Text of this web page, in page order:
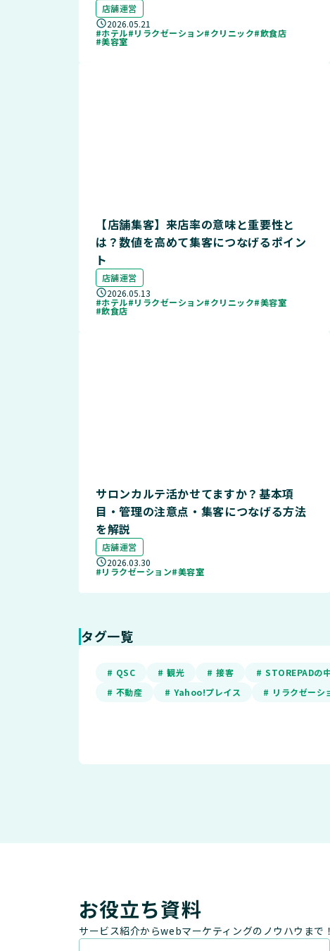
店舗運営
2026.05.21
#ホテル#リラクゼーション#クリニック#飲食店
#美容室
【店舗集客】来店率の意味と重要性と
は？数値を高めて集客につなげるポイン
ト
店舗運営
2026.05.13
#ホテル#リラクゼーション#クリニック#美容室
#飲食店
サロンカルテ活かせてますか？基本項
目・管理の注意点・集客につなげる方法
を解説
店舗運営
2026.03.30
#リラクゼーション#美容室
タグ一覧
# QSC # 観光 # 接客 # STOREPADの
# 不動産
# Yahoo!プレイス # リラクゼーシ
お役立ち資料
サービス紹介からwebマーケティングのノウハウまで